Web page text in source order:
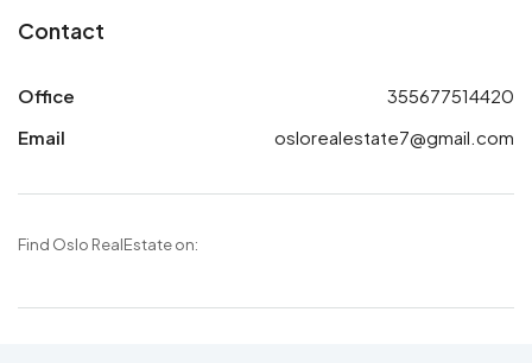
Contact
Office
355677514420
Email
oslorealestate7@gmail.com
Find Oslo RealEstate on: